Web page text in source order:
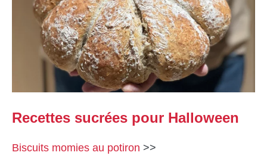
Recettes sucrées pour Halloween
Biscuits momies au potiron >>